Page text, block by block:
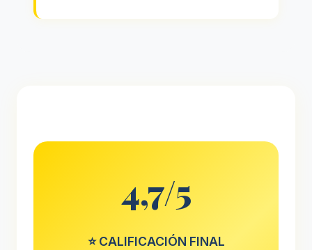
4,7/5
⭐ CALIFICACIÓN FINAL